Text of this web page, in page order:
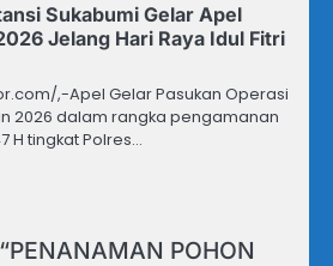
Sukabumi Gelar Apel
Jelang Hari Raya Idul Fitri
,-Apel Gelar Pasukan Operasi
2026 dalam rangka pengamanan
H tingkat Polres…
PENANAMAN POHON